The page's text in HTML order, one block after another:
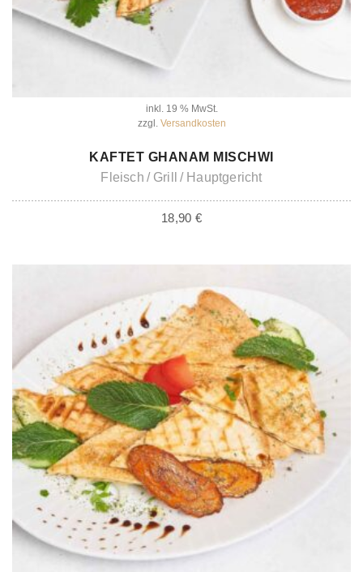
inkl. 19 % MwSt.
zzgl. Versandkosten
IN DEN WARENKORB
KAFTET GHANAM MISCHWI
Fleisch
Grill Hauptgericht
18,90 €